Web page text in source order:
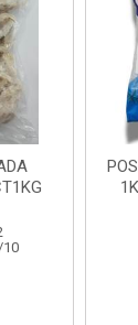
CX
15